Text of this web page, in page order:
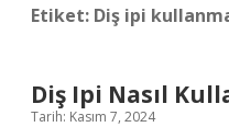
Etiket: Diş ipi
Diş Ipi Nasıl
Tarih: Kasım 7, 2024